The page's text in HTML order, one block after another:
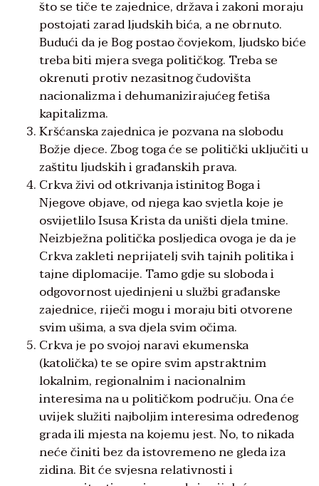
što se tiče te zajednice, država i zakoni moraju
postojati zarad ljudskih bića, a ne obrnuto.
Budući da je Bog postao čovjekom, ljudsko biće
treba biti mjera svega političkog. Treba se
okrenuti protiv nezasitnog čudovišta
nacionalizma i dehumanizirajućeg fetiša
kapitalizma.
Kršćanska zajednica je pozvana na slobodu
Božje djece. Zbog toga će se politički uključiti u
zaštitu ljudskih i građanskih prava.
Crkva živi od otkrivanja istinitog Boga i
Njegove objave, od njega kao svjetla koje je
osvijetlilo Isusa Krista da uništi djela tmine.
Neizbježna politička posljedica ovoga je da je
Crkva zakleti neprijatelj svih tajnih politika i
tajne diplomacije. Tamo gdje su sloboda i
odgovornost ujedinjeni u službi građanske
zajednice, riječi mogu i moraju biti otvorene
svim ušima, a sva djela svim očima.
Crkva je po svojoj naravi ekumenska
(katolička) te se opire svim apstraktnim
lokalnim, regionalnim i nacionalnim
interesima na u političkom području. Ona će
uvijek služiti najboljim interesima određenog
grada ili mjesta na kojemu jest. No, to nikada
neće činiti bez da istovremeno ne gleda iza
zidina. Bit će svjesna relativnosti i